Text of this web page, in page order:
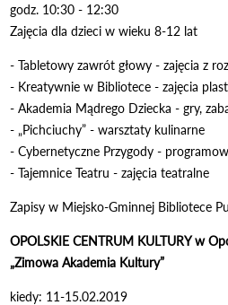
godz. 10:30 - 12:30
Zajęcia dla dzieci w wieku 8-12 lat
- Tabletowy zawrót głowy - zajęcia z
- Kreatywnie w Bibliotece - zajęcia
- Akademia Mądrego Dziecka - gry,
- „Pichciuchy” - warsztaty kulinarne
- Cybernetyczne Przygody -
- Tajemnice Teatru - zajęcia teatralne
Zapisy w Miejsko-Gminnej Bibliotece
OPOLSKIE CENTRUM KULTURY w
„Zimowa Akademia Kultury”
kiedy: 11-15.02.2019